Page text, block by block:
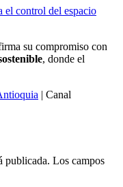
el control del espacio
su compromiso con
, donde el
| Canal
publicada. Los campos